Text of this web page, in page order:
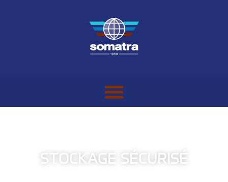
STOCKAGE SÉCURISÉ